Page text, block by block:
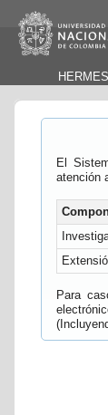
HERMES
El
atención
Para